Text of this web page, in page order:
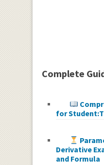
Complete
for
Derivative
and Formula